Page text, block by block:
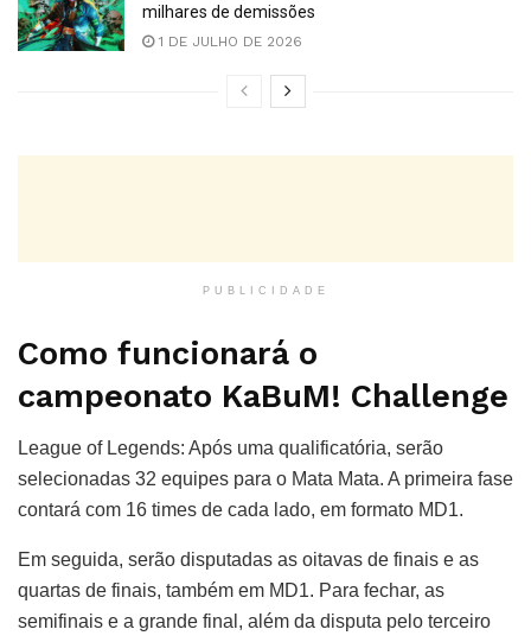
milhares de demissões
1 DE JULHO DE 2026
PUBLICIDADE
Como funcionará o
campeonato KaBuM! Challenge
League of Legends: Após uma qualificatória, serão
selecionadas 32 equipes para o Mata Mata. A primeira fase
contará com 16 times de cada lado, em formato MD1.
Em seguida, serão disputadas as oitavas de finais e as
quartas de finais, também em MD1. Para fechar, as
semifinais e a grande final, além da disputa pelo terceiro